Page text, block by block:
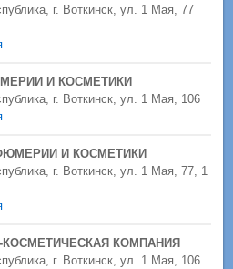
г. Воткинск, ул. 1 Мая, 77
И КОСМЕТИКИ
г. Воткинск, ул. 1 Мая, 106
И КОСМЕТИКИ
г. Воткинск, ул. 1 Мая, 77, 1
КОСМЕТИЧЕСКАЯ КОМПАНИЯ
г. Воткинск, ул. 1 Мая, 106